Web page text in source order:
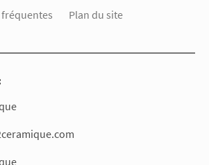
Plan du site